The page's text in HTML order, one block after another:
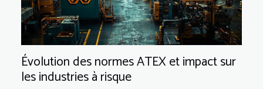
Évolution des normes ATEX et impact sur
les industries à risque